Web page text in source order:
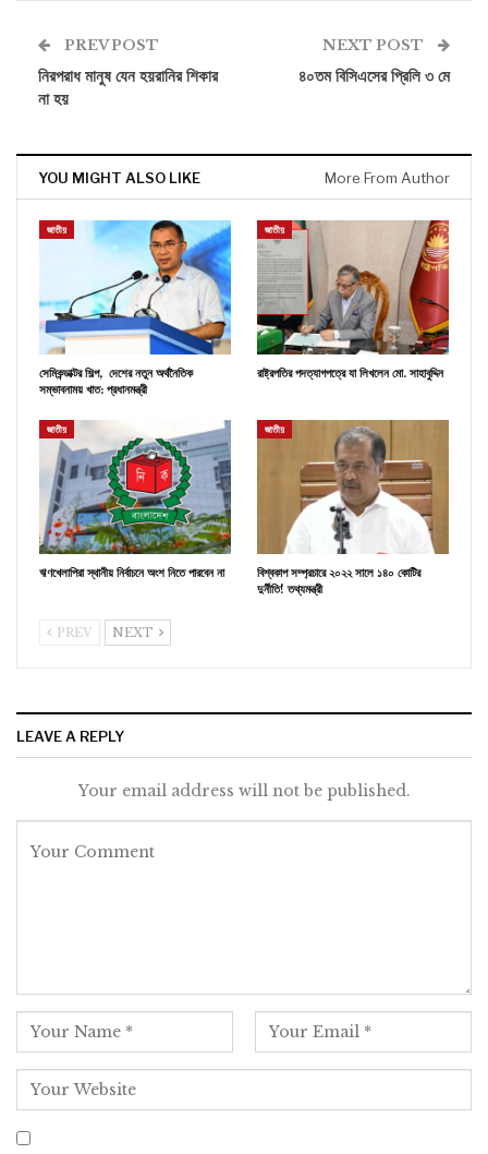
PREV POST
নিরপরাধ মানুষ যেন হয়রানির শিকার
না হয়
NEXT POST
৪০তম বিসিএসের প্রিলি ৩ মে
YOU MIGHT ALSO LIKE More From Author
জাতীয়
সেমিকন্ডাক্টর শিল্প, দেশের নতুন অর্থনৈতিক
সম্ভাবনাময় খাত: প্রধানমন্ত্রী
জাতীয়
রাষ্ট্রপতির পদত্যাগপত্রে যা লিখলেন মো. সাহাবুদ্দিন
জাতীয়
ঋণখেলাপিরা স্থানীয় নির্বাচনে অংশ নিতে পারবেন না
জাতীয়
বিশ্বকাপ সম্প্রচারে ২০২২ সালে ১৪০ কোটির
দুর্নীতি! তথ্যমন্ত্রী
PREV NEXT
LEAVE A REPLY
Your email address will not be published.